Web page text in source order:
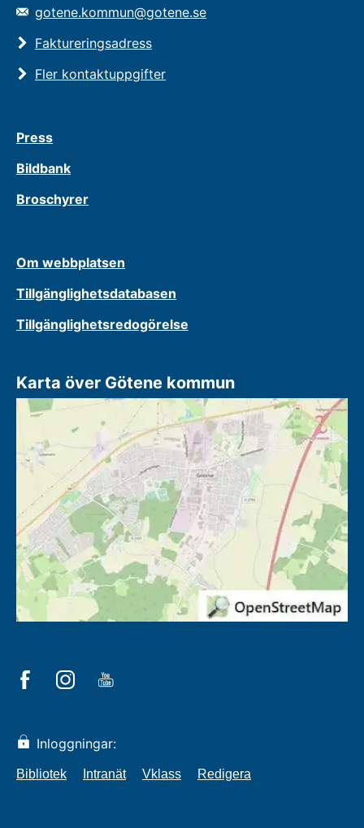
gotene.kommun@gotene.se
Faktureringsadress
Fler kontaktuppgifter
Press
Bildbank
Broschyrer
Om webbplatsen
Tillgänglighetsdatabasen
Tillgänglighetsredogörelse
Karta över Götene kommun
Inloggningar:
Bibliotek Intranät Vklass Redigera